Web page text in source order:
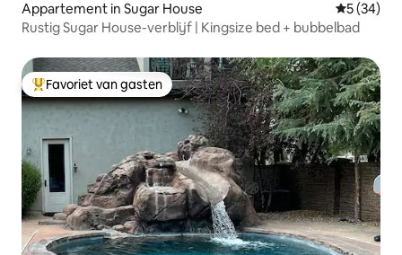
Appartement in Sugar House
5 (34)
Rustig Sugar House-verblijf | Kingsize bed + bubbelbad
Topfavoriet van gasten
Favoriet van gasten